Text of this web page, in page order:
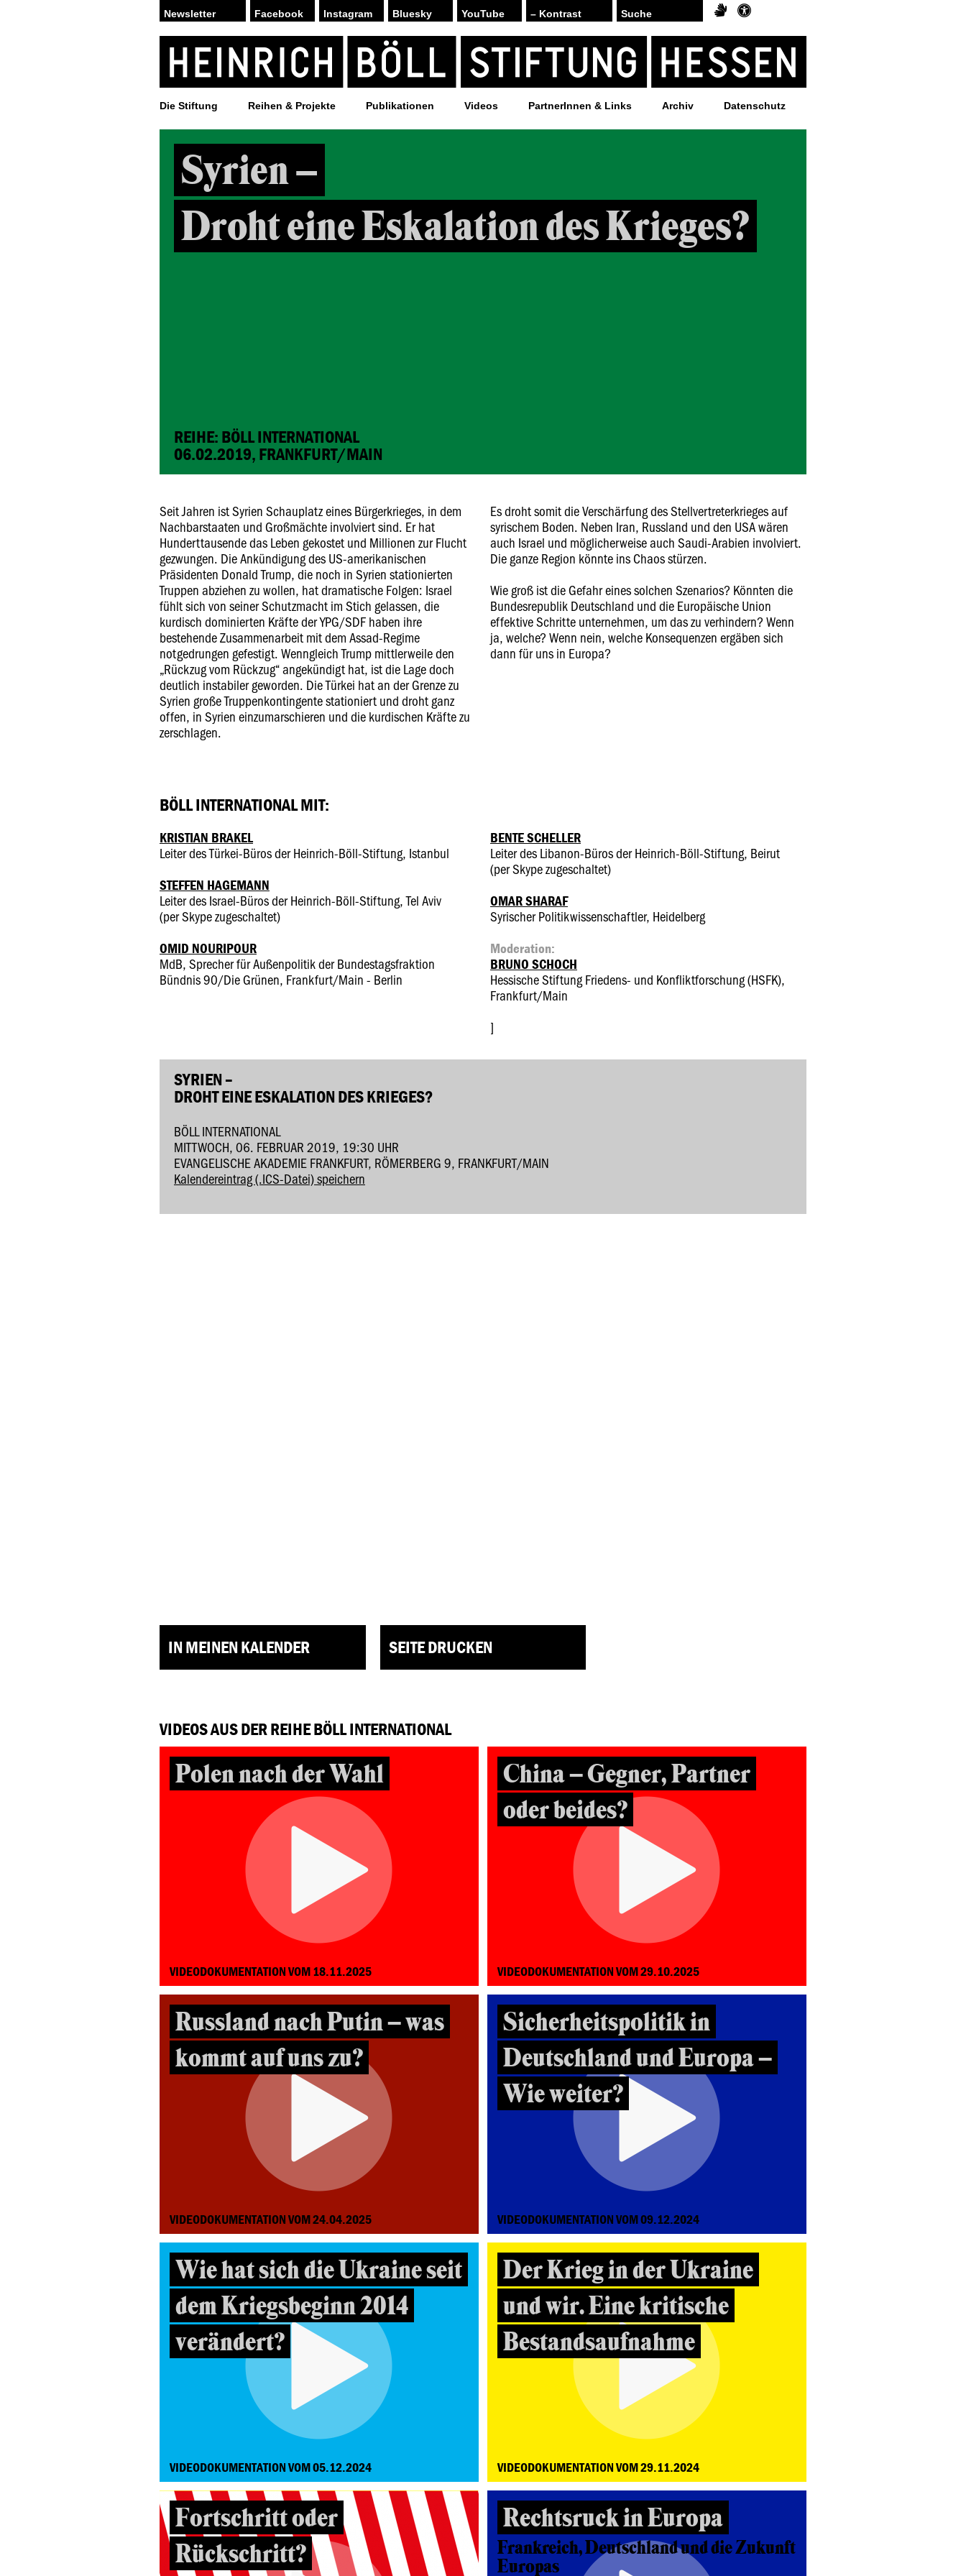
Facebook Instagram Bluesky YouTube – Kontrast
Die Stiftung Reihen & Projekte Publikationen Videos PartnerInnen & Links Archiv Datenschutz
Syrien –
Droht eine Eskalation des Krieges?
REIHE: BÖLL INTERNATIONAL
06.02.2019, FRANKFURT/MAIN
Seit Jahren ist Syrien Schauplatz eines Bürgerkrieges, in dem
Nachbarstaaten und Großmächte involviert sind. Er hat
Hunderttausende das Leben gekostet und Millionen zur Flucht
gezwungen. Die Ankündigung des US-amerikanischen
Präsidenten Donald Trump, die noch in Syrien stationierten
Truppen abziehen zu wollen, hat dramatische Folgen: Israel
fühlt sich von seiner Schutzmacht im Stich gelassen, die
kurdisch dominierten Kräfte der YPG/SDF haben ihre
bestehende Zusammenarbeit mit dem Assad-Regime
notgedrungen gefestigt. Wenngleich Trump mittlerweile den
„Rückzug vom Rückzug“ angekündigt hat, ist die Lage doch
deutlich instabiler geworden. Die Türkei hat an der Grenze zu
Syrien große Truppenkontingente stationiert und droht ganz
offen, in Syrien einzumarschieren und die kurdischen Kräfte zu
zerschlagen.
Es droht somit die Verschärfung des Stellvertreterkrieges auf
syrischem Boden. Neben Iran, Russland und den USA wären
auch Israel und möglicherweise auch Saudi-Arabien involviert.
Die ganze Region könnte ins Chaos stürzen.
Wie groß ist die Gefahr eines solchen Szenarios? Könnten die
Bundesrepublik Deutschland und die Europäische Union
effektive Schritte unternehmen, um das zu verhindern? Wenn
ja, welche? Wenn nein, welche Konsequenzen ergäben sich
dann für uns in Europa?
BÖLL INTERNATIONAL MIT:
KRISTIAN BRAKEL
Leiter des Türkei-Büros der Heinrich-Böll-Stiftung, Istanbul
STEFFEN HAGEMANN
Leiter des Israel-Büros der Heinrich-Böll-Stiftung, Tel Aviv
(per Skype zugeschaltet)
OMID NOURIPOUR
MdB, Sprecher für Außenpolitik der Bundestagsfraktion
Bündnis 90/Die Grünen, Frankfurt/Main - Berlin
BENTE SCHELLER
Leiter des Libanon-Büros der Heinrich-Böll-Stiftung, Beirut
(per Skype zugeschaltet)
OMAR SHARAF
Syrischer Politikwissenschaftler, Heidelberg
Moderation:
BRUNO SCHOCH
Hessische Stiftung Friedens- und Konfliktforschung (HSFK),
Frankfurt/Main
]
SYRIEN –
DROHT EINE ESKALATION DES KRIEGES?
BÖLL INTERNATIONAL
MITTWOCH, 06. FEBRUAR 2019, 19:30 UHR
EVANGELISCHE AKADEMIE FRANKFURT, RÖMERBERG 9, FRANKFURT/MAIN
Kalendereintrag (.ICS-Datei) speichern
IN MEINEN KALENDER SEITE DRUCKEN
VIDEOS AUS DER REIHE BÖLL INTERNATIONAL
Polen nach der Wahl
VIDEODOKUMENTATION VOM 18.11.2025
China – Gegner, Partner
oder beides?
VIDEODOKUMENTATION VOM 29.10.2025
Russland nach Putin – was
kommt auf uns zu?
VIDEODOKUMENTATION VOM 24.04.2025
Sicherheitspolitik in
Deutschland und Europa –
Wie weiter?
VIDEODOKUMENTATION VOM 09.12.2024
Wie hat sich die Ukraine seit
dem Kriegsbeginn 2014
verändert?
VIDEODOKUMENTATION VOM 05.12.2024
Der Krieg in der Ukraine
und wir. Eine kritische
Bestandsaufnahme
VIDEODOKUMENTATION VOM 29.11.2024
Fortschritt oder
Rückschritt?
Rechtsruck in Europa
Frankreich, Deutschland und die Zukunft
Europas